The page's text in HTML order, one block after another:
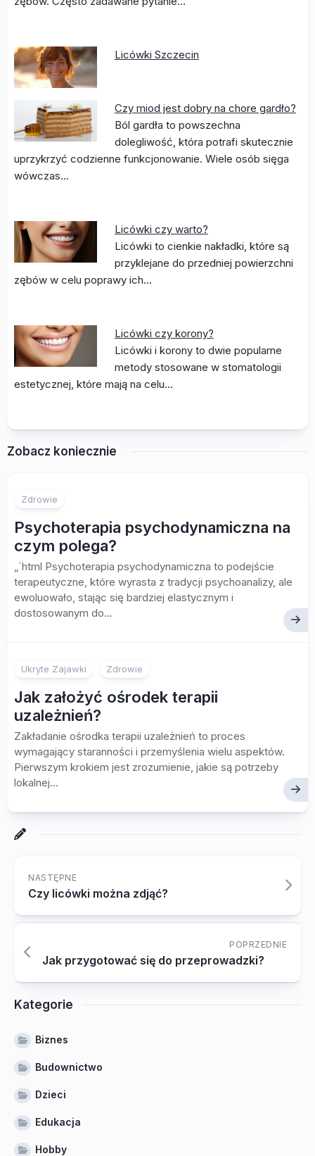
Licówki Szczecin
Czy miod jest dobry na chore gardło?
Ból gardła to powszechna
dolegliwość, która potrafi skutecznie
uprzykrzyć codzienne funkcjonowanie. Wiele osób sięga
wówczas…
Licówki czy warto?
Licówki to cienkie nakładki, które są
przyklejane do przedniej powierzchni
zębów w celu poprawy ich…
Licówki czy korony?
Licówki i korony to dwie popularne
metody stosowane w stomatologii
estetycznej, które mają na celu…
Zobacz koniecznie
Zdrowie
Psychoterapia psychodynamiczna na
czym polega?
„`html Psychoterapia psychodynamiczna to podejście
terapeutyczne, które wyrasta z tradycji psychoanalizy, ale
ewoluowało, stając się bardziej elastycznym i
dostosowanym do...
Ukryte Zajawki Zdrowie
Jak założyć ośrodek terapii
uzależnień?
Zakładanie ośrodka terapii uzależnień to proces
wymagający staranności i przemyślenia wielu aspektów.
Pierwszym krokiem jest zrozumienie, jakie są potrzeby
lokalnej...
NASTĘPNE
Czy licówki można zdjąć?
POPRZEDNIE
Jak przygotować się do przeprowadzki?
Kategorie
Biznes
Budownictwo
Dzieci
Edukacja
Hobby